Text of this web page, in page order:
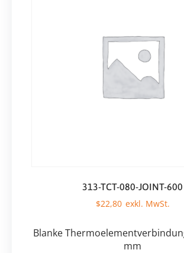
313-TCT-080-JOINT-600
$22,80
Blanke
mm